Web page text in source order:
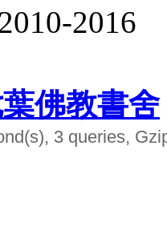
2016
佛教書舍
3 queries,